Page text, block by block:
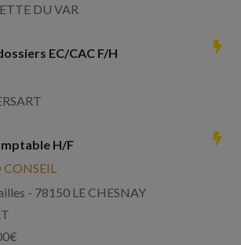
DU VAR
EC/CAC F/H
H/F
- 78150 LE CHESNAY
€